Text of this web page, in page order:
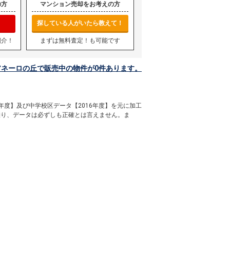
！
マンション売却をお考えの方
探している人がいたら教えて！
まずは無料査定！も可能です
ーロの丘で販売中の物件が0件あります。
度】及び中学校区データ【2016年度】を元に加工
、データは必ずしも正確とは言えません。ま